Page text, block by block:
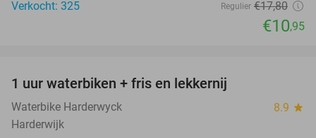
Verkocht: 325
Regulier €17,80
€10,95
1 uur waterbiken + fris en lekkernij
Waterbike Harderwyck 8.9 star
Harderwijk